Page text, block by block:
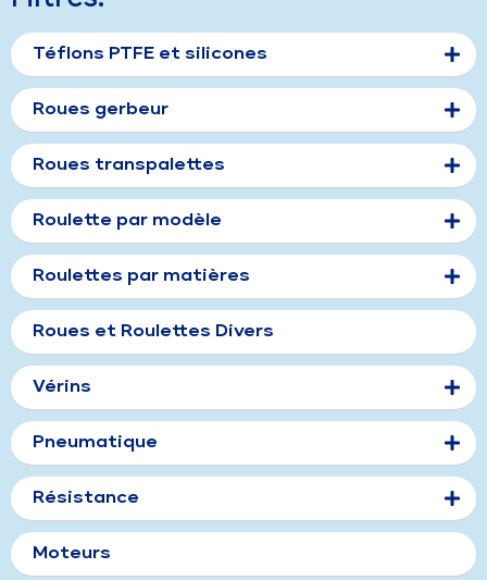
Téflons PTFE et silicones
Roues gerbeur
Roues transpalettes
Roulette par modèle
Roulettes par matières
Roues et Roulettes Divers
Vérins
Pneumatique
Résistance
Moteurs